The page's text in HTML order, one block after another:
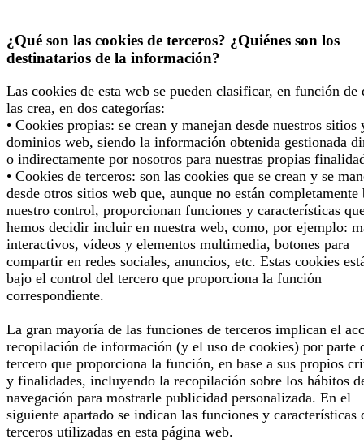
¿Qué son las cookies de terceros? ¿Quiénes son los
destinatarios de la información?
Las cookies de esta web se pueden clasificar, en función de
las crea, en dos categorías:
• Cookies propias: se crean y manejan desde nuestros sitios
dominios web, siendo la información obtenida gestionada
o indirectamente por nosotros para nuestras propias
• Cookies de terceros: son las cookies que se crean y se
desde otros sitios web que, aunque no están completamente
nuestro control, proporcionan funciones y características
hemos decidir incluir en nuestra web, como, por ejemplo:
interactivos, vídeos y elementos multimedia, botones para
compartir en redes sociales, anuncios, etc. Estas cookies
bajo el control del tercero que proporciona la función
correspondiente.
La gran mayoría de las funciones de terceros implican el
recopilación de información (y el uso de cookies) por parte
tercero que proporciona la función, en base a sus propios
y finalidades, incluyendo la recopilación sobre los hábitos
navegación para mostrarle publicidad personalizada. En el
siguiente apartado se indican las funciones y características
terceros utilizadas en esta página web.